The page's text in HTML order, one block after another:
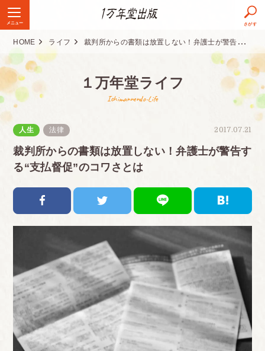
メニュー さがす
HOME ライフ 裁判所からの書類は放置しない！弁護士が警告する“支払督促”のコワさとは
１万年堂ライフ
Ichimannendo-Life
2017.07.21
人生 法律
裁判所からの書類は放置しない！弁護士が警告す
る“支払督促”のコワさとは